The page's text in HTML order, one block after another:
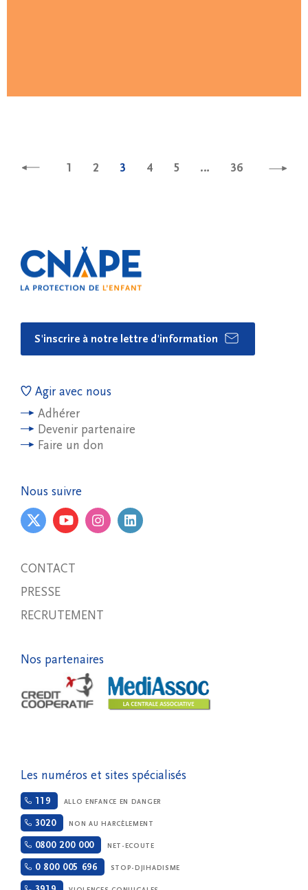
1 2 3 4 5 … 36
S'inscrire à notre lettre d'information
Agir avec nous
Adhérer
Devenir partenaire
Faire un don
Nous suivre
CONTACT
PRESSE
RECRUTEMENT
Nos partenaires
Les numéros et sites spécialisés
119 ALLO ENFANCE EN DANGER
3020 NON AU HARCÈLEMENT
0800 200 000 NET-ECOUTE
0 800 005 696 STOP-DJIHADISME